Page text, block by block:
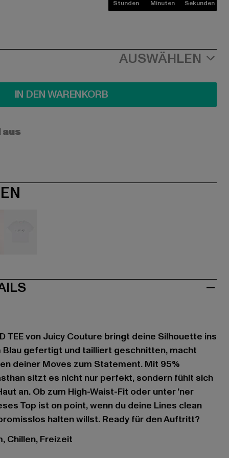
Stunden Minuten Sekunden
AUSWÄHLEN
IN DEN WARENKORB
TEE von Juicy Couture bringt deine Silhouette ins
gefertigt und tailliert geschnitten, macht
deiner Moves zum Statement. Mit 95%
sitzt es nicht nur perfekt, sondern fühlt sich
an. Ob zum High-Waist-Fit oder unter 'ner
Top ist on point, wenn du deine Lines clean
halten willst. Ready für den Auftritt?
Chillen, Freizeit